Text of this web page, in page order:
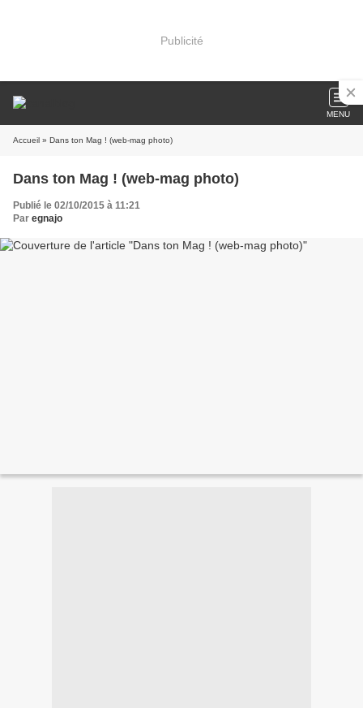
Publicité
MENU
Accueil » Dans ton Mag ! (web-mag photo)
Dans ton Mag ! (web-mag photo)
Publié le 02/10/2015 à 11:21
Par egnajo